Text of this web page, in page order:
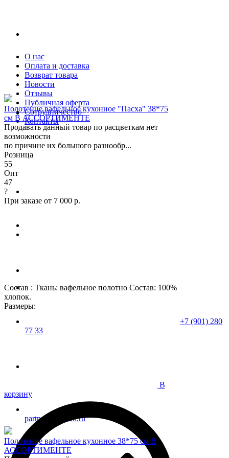
Состав : Ткань: вафельное полотно Состав: 100%
хлопок.
Размеры:
В
корзину
Полотенце вафельное кухонное "Пасха" 38*75
см В АССОРТИМЕНТЕ
Продавать данный товар по расцветкам нет
возможности
по причине их большого разнообр...
Розница
55
Опт
47
?
При заказе от 7 000 р.
Полотенце вафельное кухонное 38*75 см В
АССОРТИМЕНТЕ
О нас
Оплата и доставка
Возврат товара
Новости
Отзывы
Публичная оферта
Сотрудничество
Контакты
+7 (901) 280
77 33
partner37@mail.ru